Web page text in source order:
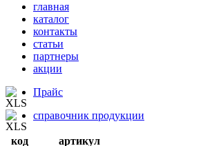
главная
каталог
контакты
статьи
партнеры
акции
Прайс
справочник продукции
код артикул